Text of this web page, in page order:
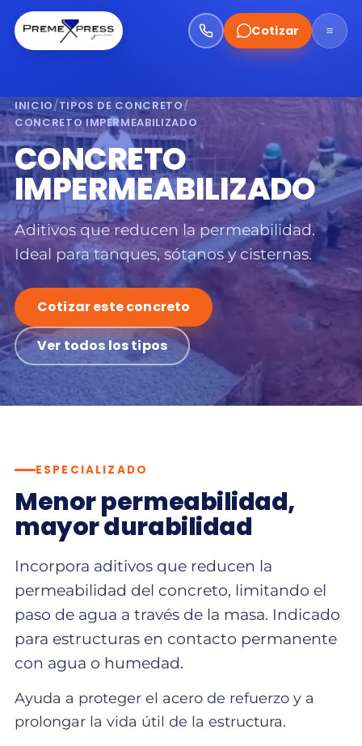
Cotizar
INICIO/TIPOS DE CONCRETO/
CONCRETO IMPERMEABILIZADO
CONCRETO
IMPERMEABILIZADO
Aditivos que reducen la permeabilidad.
Ideal para tanques, sótanos y cisternas.
Cotizar este concreto
Ver todos los tipos
ESPECIALIZADO
Menor permeabilidad,
mayor durabilidad
Incorpora aditivos que reducen la
permeabilidad del concreto, limitando el
paso de agua a través de la masa. Indicado
para estructuras en contacto permanente
con agua o humedad.
Ayuda a proteger el acero de refuerzo y a
prolongar la vida útil de la estructura.